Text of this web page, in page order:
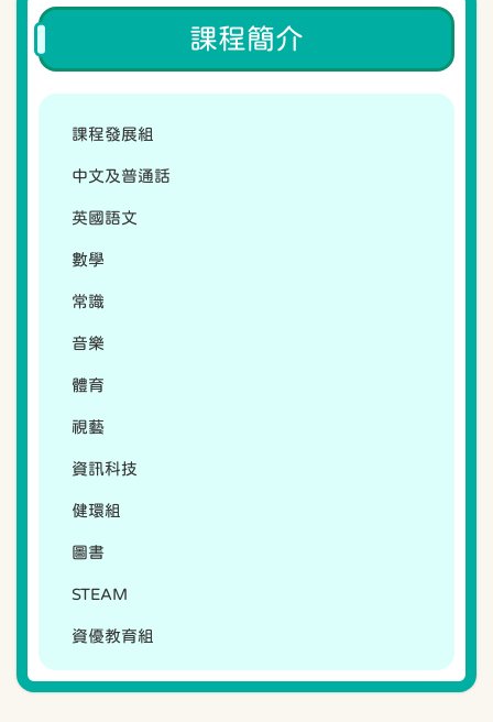
課程簡介
課程發展組
中文及普通話
英國語文
數學
常識
音樂
體育
視藝
資訊科技
健環組
圖書
STEAM
資優教育組